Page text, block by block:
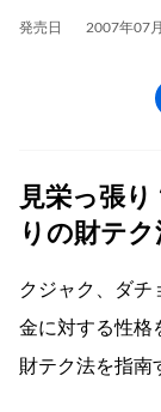
発売日 2007年07月
見栄っ張
りの財テ
クジャク、ダチ
金に対する性格
財テク法を指南